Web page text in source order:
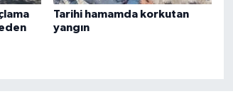
Tarihi hamamda korkutan
yangın